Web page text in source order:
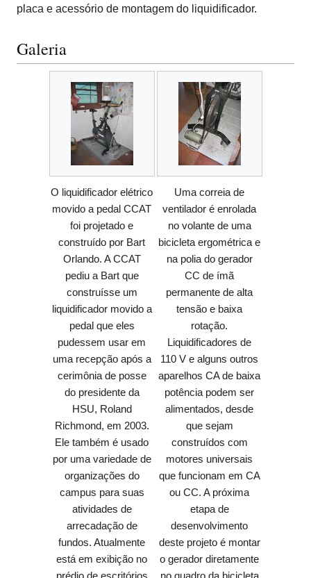
placa e acessório de montagem do liquidificador.
Galeria
O liquidificador elétrico
movido a pedal CCAT
foi projetado e
construído por Bart
Orlando. A CCAT
pediu a Bart que
construísse um
liquidificador movido a
pedal que eles
pudessem usar em
uma recepção após a
cerimônia de posse
do presidente da
HSU, Roland
Richmond, em 2003.
Ele também é usado
por uma variedade de
organizações do
campus para suas
atividades de
arrecadação de
fundos. Atualmente
está em exibição no
Uma correia de
ventilador é enrolada
no volante de uma
bicicleta ergométrica e
na polia do gerador
CC de ímã
permanente de alta
tensão e baixa
rotação.
Liquidificadores de
110 V e alguns outros
aparelhos CA de baixa
potência podem ser
alimentados, desde
que sejam
construídos com
motores universais
que funcionam em CA
ou CC. A próxima
etapa de
desenvolvimento
deste projeto é montar
o gerador diretamente